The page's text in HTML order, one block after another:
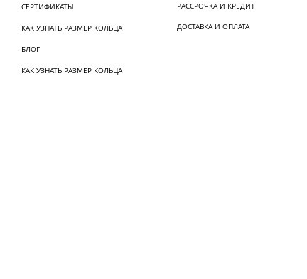
СЕРТИФИКАТЫ
КАК УЗНАТЬ РАЗМЕР КОЛЬЦА
БЛОГ
КАК УЗНАТЬ РАЗМЕР КОЛЬЦА
РАССРОЧКА И КРЕДИТ
ДОСТАВКА И ОПЛАТА